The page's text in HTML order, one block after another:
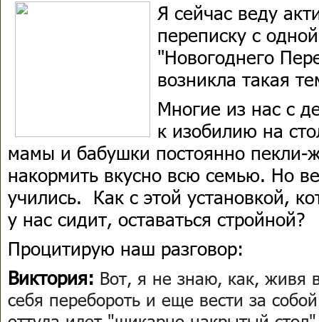
Я сейчас веду
переписку с
"Новогоднего
возникла такая
Многие из нас с
к изобилию на
мамы и бабушки постоянно пекли-
накормить вкусно всю семью. Но
учились. Как с этой установкой,
у нас сидит, оставаться стройной?
Процитирую наш разговор:
Виктория: Вот, я не знаю, как, живя
себя перебороть и еще вести за